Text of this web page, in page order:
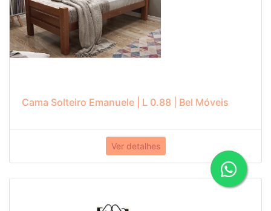
Cama Solteiro Emanuele | L 0.88 | Bel Móveis
Ver detalhes